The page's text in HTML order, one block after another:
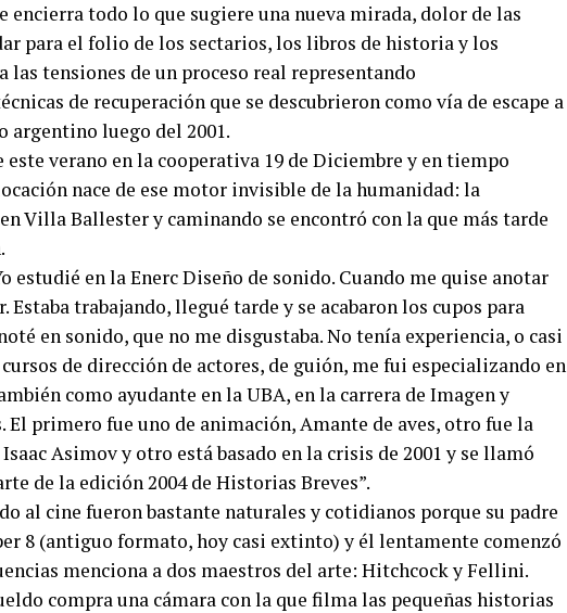
encierra todo lo que sugiere una nueva mirada, dolor de las
para el folio de los sectarios, los libros de historia y los
tensiones de un proceso real representando
de recuperación que se descubrieron como vía de escape a
luego del 2001.
verano en la cooperativa 19 de Diciembre y en tiempo
nace de ese motor invisible de la humanidad: la
Villa Ballester y caminando se encontró con la que más tarde
estudié en la Enerc Diseño de sonido. Cuando me quise anotar
Estaba trabajando, llegué tarde y se acabaron los cupos para
en sonido, que no me disgustaba. No tenía experiencia, o casi
de dirección de actores, de guión, me fui especializando en
como ayudante en la UBA, en la carrera de Imagen y
El primero fue uno de animación, Amante de aves, otro fue la
Asimov y otro está basado en la crisis de 2001 y se llamó
de la edición 2004 de Historias Breves”.
al cine fueron bastante naturales y cotidianos porque su padre
8 (antiguo formato, hoy casi extinto) y él lentamente comenzó
menciona a dos maestros del arte: Hitchcock y Fellini.
compra una cámara con la que filma las pequeñas historias